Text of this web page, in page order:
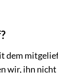
dem
wir, ihn